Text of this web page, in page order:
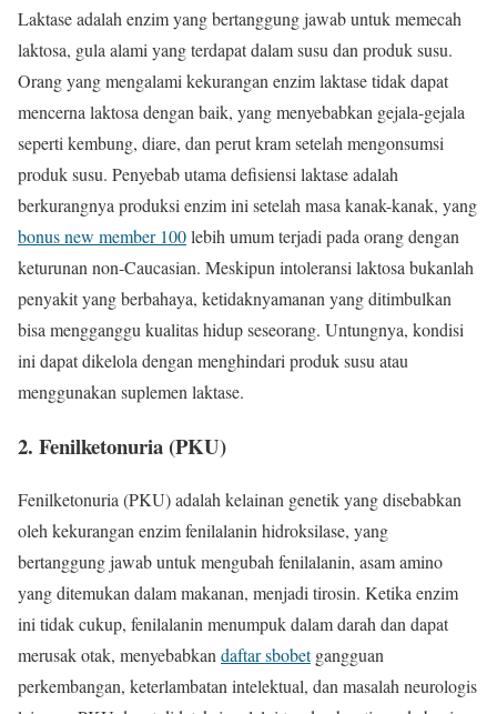
Laktase adalah enzim yang bertanggung jawab untuk memecah
laktosa, gula alami yang terdapat dalam susu dan produk susu.
Orang yang mengalami kekurangan enzim laktase tidak dapat
mencerna laktosa dengan baik, yang menyebabkan gejala-gejala
seperti kembung, diare, dan perut kram setelah mengonsumsi
produk susu. Penyebab utama defisiensi laktase adalah
berkurangnya produksi enzim ini setelah masa kanak-kanak, yang
bonus new member 100lebih umum terjadi pada orang dengan
keturunan non-Caucasian. Meskipun intoleransi laktosa bukanlah
penyakit yang berbahaya, ketidaknyamanan yang ditimbulkan
bisa mengganggu kualitas hidup seseorang. Untungnya, kondisi
ini dapat dikelola dengan menghindari produk susu atau
menggunakan suplemen laktase.
2. Fenilketonuria (PKU)
Fenilketonuria (PKU) adalah kelainan genetik yang disebabkan
oleh kekurangan enzim fenilalanin hidroksilase, yang
bertanggung jawab untuk mengubah fenilalanin, asam amino
yang ditemukan dalam makanan, menjadi tirosin. Ketika enzim
ini tidak cukup, fenilalanin menumpuk dalam darah dan dapat
merusak otak, menyebabkandaftar sbobetgangguan
perkembangan, keterlambatan intelektual, dan masalah neurologis